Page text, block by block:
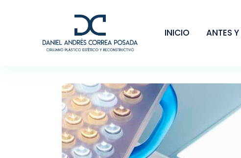
INICIO ANTES Y